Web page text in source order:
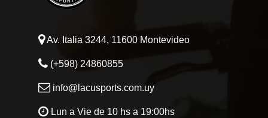
Av. Italia 3244, 11600 Montevideo
(+598) 24860855
info@lacusports.com.uy
Lun a Vie de 10 hs a 19:00hs